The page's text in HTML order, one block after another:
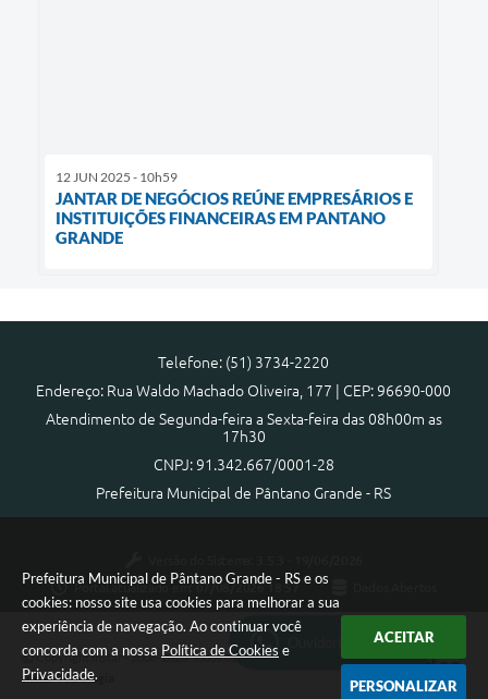
Prefeitura Municipal de Pântano Grande - RS e os
cookies: nosso site usa cookies para melhorar a sua
experiência de navegação. Ao continuar você
concorda com a nossa Política de Cookies e
Privacidade.
ACEITAR
PERSONALIZAR
12 JUN 2025 - 10h59
JANTAR DE NEGÓCIOS REÚNE EMPRESÁRIOS E
INSTITUIÇÕES FINANCEIRAS EM PANTANO
GRANDE
Ouvidoria Municipal
Telefone: (51) 3734-2220
Endereço: Rua Waldo Machado Oliveira, 177 | CEP: 96690-000
Atendimento de Segunda-feira a Sexta-feira das 08h00m as
17h30
CNPJ: 91.342.667/0001-28
Prefeitura Municipal de Pântano Grande - RS
Portal atualizado em:07/08/2026 18:57
Copyright Instar - 2006-2026. Todos os direitos reservados -
Instar Tecnologia